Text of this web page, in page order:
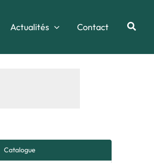
Actualités Contact
Catalogue